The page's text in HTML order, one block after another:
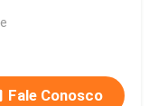
Fale Conosco